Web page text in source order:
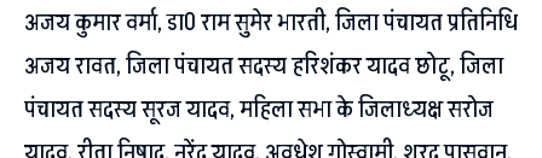
अजय कुमार वर्मा, डा0 राम सुमेर भारती, जिला पंचायत प्रतिनिधि
अजय रावत, जिला पंचायत सदस्य हरिशंकर यादव छोटू, जिला
पंचायत सदस्य सूरज यादव, महिला सभा के जिलाध्यक्ष सरोज